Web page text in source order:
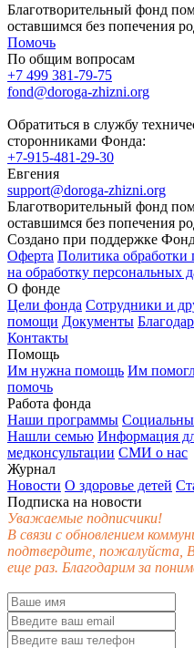
Благотворительный фонд
оставшимся без попечения
Помочь
По общим вопросам
+7 499 381-79-75
fond@doroga-zhizni.org
Обратиться в службу
сторонниками Фонда:
+7-915-481-29-30
Евгения
support@doroga-zhizni.org
Благотворительный фонд
оставшимся без попечения
Создано при поддержке
Оферта Политика
на обработку персональных
О фонде
Цели фонда Сотрудники и
помощи Документы
Контакты
Помощь
Им нужна помощь Им
помочь
Работа фонда
Наши программы
Нашли семью Информация
медконсультации СМИ о нас
Журнал
Новости О здоровье детей
Подписка на новости
Уважаемые подписчики!
В связи с обновлением
подтвердите, пожалуйста,
еще раз. Благодарим за